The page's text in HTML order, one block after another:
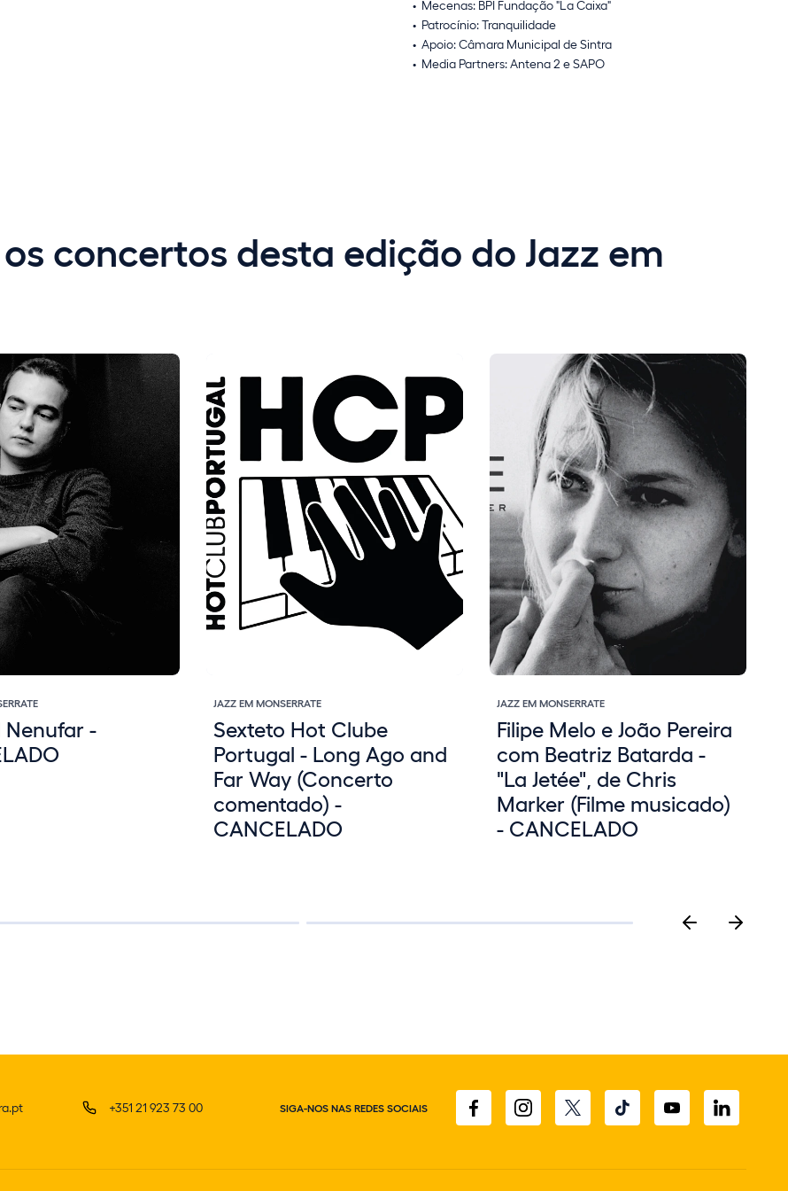
Mecenas: BPI Fundação "La Caixa"
Patrocínio: Tranquilidade
Apoio: Câmara Municipal de Sintra
Media Partners: Antena 2 e SAPO
concertos desta edição do Jazz em
Nenufar -
JAZZ EM MONSERRATE
Sexteto Hot Clube
Portugal - Long Ago and
Far Way (Concerto
comentado) -
CANCELADO
JAZZ EM MONSERRATE
Filipe Melo e João Pereira
com Beatriz Batarda -
"La Jetée", de Chris
Marker (Filme musicado)
- CANCELADO
+351 21 923 73 00 SIGA-NOS NAS REDES SOCIAIS